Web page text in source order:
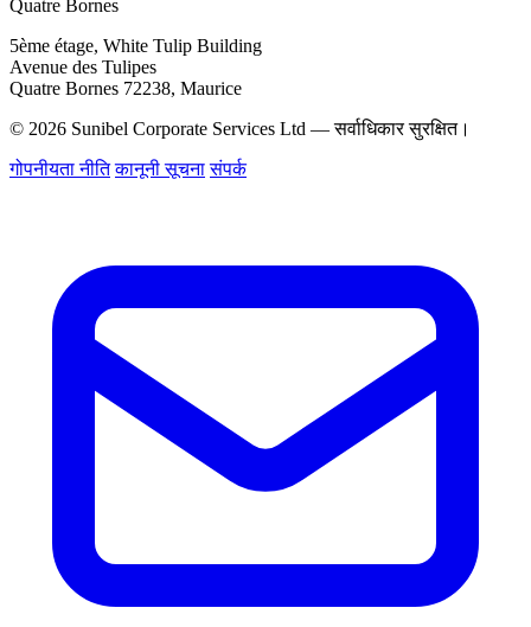
Quatre Bornes
5ème étage, White Tulip Building
Avenue des Tulipes
Quatre Bornes 72238, Maurice
© 2026 Sunibel Corporate Services Ltd — सर्वाधिकार सुरक्षित।
गोपनीयता नीति कानूनी सूचना संपर्क